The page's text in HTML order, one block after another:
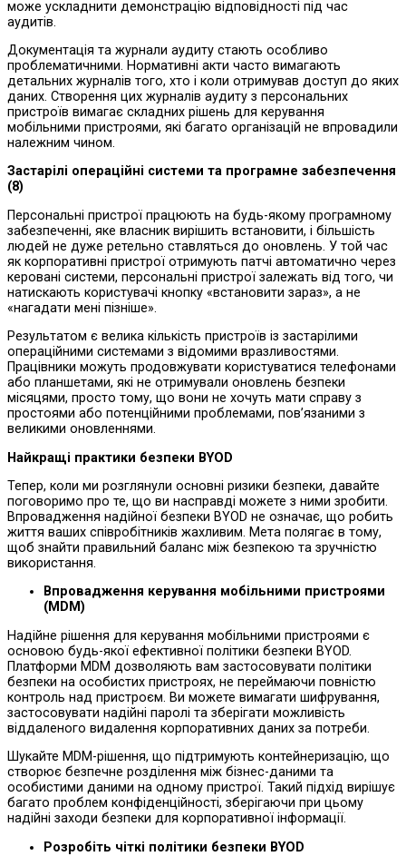
може ускладнити демонстрацію відповідності під час
аудитів.
Документація та журнали аудиту стають особливо
проблематичними. Нормативні акти часто вимагають
детальних журналів того, хто і коли отримував доступ до яких
даних. Створення цих журналів аудиту з персональних
пристроїв вимагає складних рішень для керування
мобільними пристроями, які багато організацій не впровадили
належним чином.
Застарілі операційні системи та програмне забезпечення
(8)
Персональні пристрої працюють на будь-якому програмному
забезпеченні, яке власник вирішить встановити, і більшість
людей не дуже ретельно ставляться до оновлень. У той час
як корпоративні пристрої отримують патчі автоматично через
керовані системи, персональні пристрої залежать від того, чи
натискають користувачі кнопку «встановити зараз», а не
«нагадати мені пізніше».
Результатом є велика кількість пристроїв із застарілими
операційними системами з відомими вразливостями.
Працівники можуть продовжувати користуватися телефонами
або планшетами, які не отримували оновлень безпеки
місяцями, просто тому, що вони не хочуть мати справу з
простоями або потенційними проблемами, пов’язаними з
великими оновленнями.
Найкращі практики безпеки BYOD
Тепер, коли ми розглянули основні ризики безпеки, давайте
поговоримо про те, що ви насправді можете з ними зробити.
Впровадження надійної безпеки BYOD не означає, що робить
життя ваших співробітників жахливим. Мета полягає в тому,
щоб знайти правильний баланс між безпекою та зручністю
використання.
Впровадження керування мобільними пристроями
(MDM)
Надійне рішення для керування мобільними пристроями є
основою будь-якої ефективної політики безпеки BYOD.
Платформи MDM дозволяють вам застосовувати політики
безпеки на особистих пристроях, не переймаючи повністю
контроль над пристроєм. Ви можете вимагати шифрування,
застосовувати надійні паролі та зберігати можливість
віддаленого видалення корпоративних даних за потреби.
Шукайте MDM-рішення, що підтримують контейнеризацію, що
створює безпечне розділення між бізнес-даними та
особистими даними на одному пристрої. Такий підхід вирішує
багато проблем конфіденційності, зберігаючи при цьому
надійні заходи безпеки для корпоративної інформації.
Розробіть чіткі політики безпеки BYOD